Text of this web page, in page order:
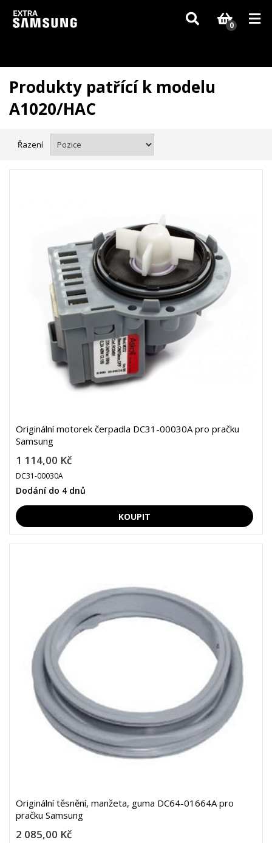
Vzhledem k aktuální situaci se může dodání dílů, které nejsou skladem,
zpozdit. Děkujeme za pochopení.
0
Produkty patřící k modelu
A1020/HAC
Řazení
Originální motorek čerpadla DC31-00030A pro pračku
Samsung
1 114,00 Kč
DC31-00030A
Dodání do 4 dnů
Originální těsnění, manžeta, guma DC64-01664A pro
pračku Samsung
2 085,00 Kč